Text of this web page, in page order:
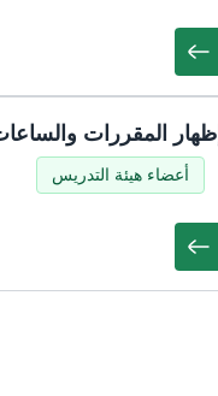
إظهار المقررات
أعضاء هيئة التدريس